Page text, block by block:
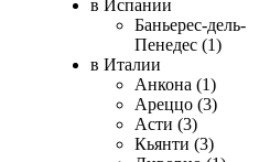
в Испании
Баньерес-дель-
Пенедес (1)
в Италии
Анкона (1)
Ареццо (3)
Асти (3)
Кьянти (3)